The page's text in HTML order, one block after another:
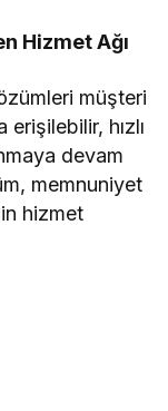
Hizmet Ağı
müşteri
hızlı
devam
memnuniyet
hizmet